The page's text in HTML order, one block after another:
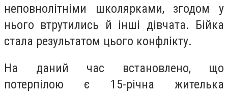
неповнолітніми школярками, згодом у
нього втрутились й інші дівчата. Бійка
стала результатом цього конфлікту.
На даний час встановлено, що
потерпілою є 15-річна жителька